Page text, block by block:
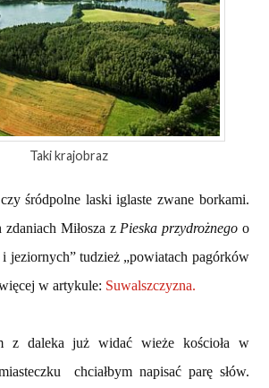
Taki krajobraz
śródpolne laski iglaste zwane borkami.
Miłosza z Pieska przydrożnegoo
jeziornych” tudzież „powiatach pagórków
w artykule: Suwalszczyzna.
z daleka już widać wieże kościoła w
chciałbym napisać parę słów.